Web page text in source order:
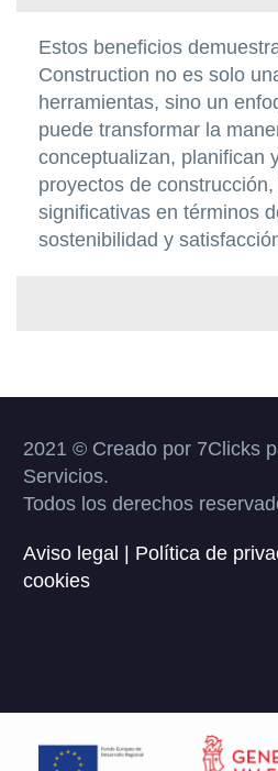
Estos beneficios
Construction no es solo
herramientas, sino un
puede transformar la
conceptualizan, planifican
proyectos de
significativas en términos
sostenibilidad y
2021 © Creado por 7Clicks
Servicios.
Todos los derechos
Aviso legal Política de
cookies